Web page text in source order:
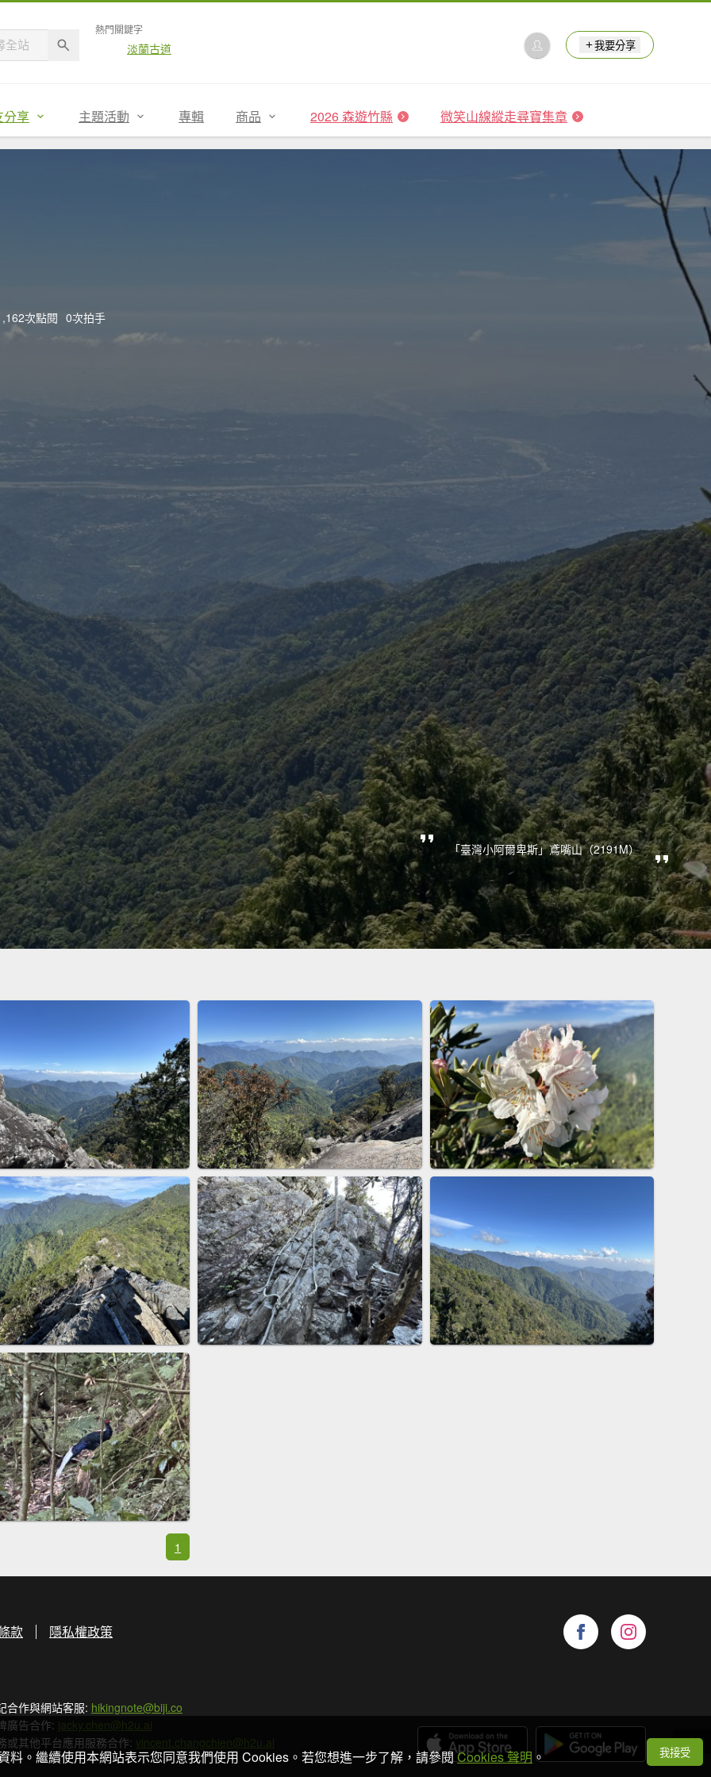
熱門關鍵字
淡蘭古道 我要分享
分享 主題活動 專輯 商品 2026 森遊竹縣 微笑山線縱走尋寶集章
次點閱 0次拍手
「臺灣小阿爾卑斯」鳶嘴山（2191M）
1
款 隱私權政策
合作與網站客服: hikingnote@biji.co
廣告合作: jacky.chen@h2u.ai
或其他平台應用服務合作: vincent.changchien@h2u.ai
料。繼續使用本網站表示您同意我們使用 Cookies。若您想進一步了解，請參閱Cookies 聲明 。 我接受